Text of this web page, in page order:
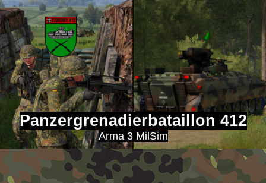
Panzergrenadierbataillon 412
Arma 3 MilSim